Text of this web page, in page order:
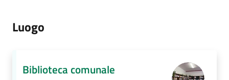
Luogo
Biblioteca comunale